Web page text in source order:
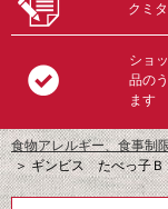
クミ
ショ
品の
ます
食物アレルギー、食事制
＞ギンビス たべっ子